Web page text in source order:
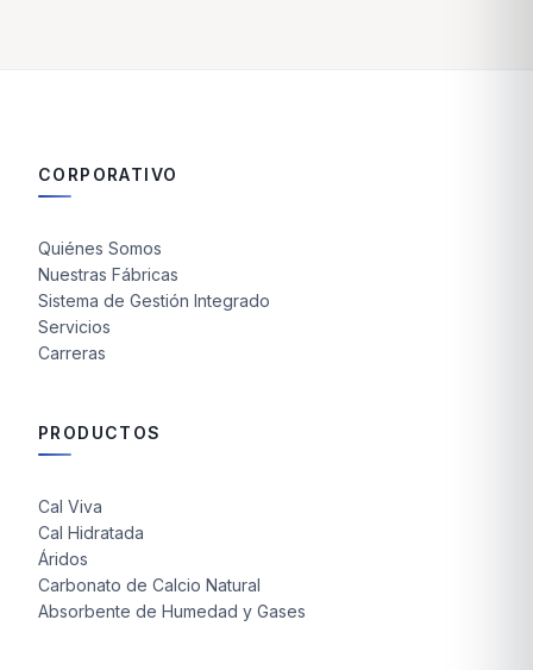
CORPORATIVO
Quiénes Somos
Nuestras Fábricas
Sistema de Gestión Integrado
Servicios
Carreras
PRODUCTOS
Cal Viva
Cal Hidratada
Áridos
Carbonato de Calcio Natural
Absorbente de Humedad y Gases